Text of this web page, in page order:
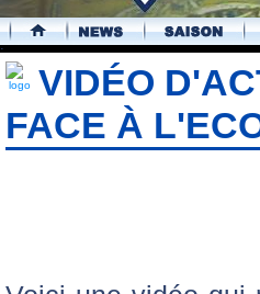
.
VIDÉO
FACE À